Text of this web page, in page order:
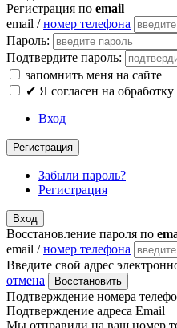
Регистрация по email
email /номер телефона
Пароль:
Подтвердите пароль:
запомнить меня на сайте
✔ Я согласен на
Вход
Регистрация
Забыли пароль?
Регистрация
Вход
Восстановление пароля по
email /номер телефона
Введите свой адрес
отмена
Восстановить
Подтверждение номера
Подтверждение адреса Email
Мы отправили на ваш номер